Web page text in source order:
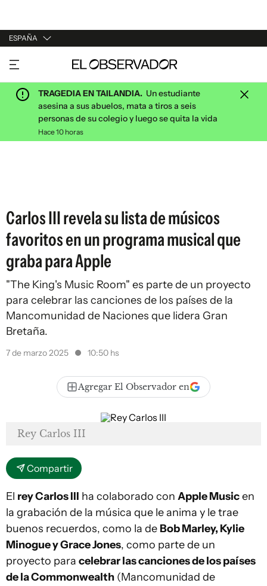
ESPAÑA
URUGUAY
ARGENTINA
ESPAÑA
ESTADOS UNIDOS
TRAGEDIA EN TAILANDIA. Un estudiante
asesina a sus abuelos, mata a tiros a seis
personas de su colegio y luego se quita la vida
Hace 10 horas
Carlos III revela su lista de músicos
favoritos en un programa musical que
graba para Apple
"The King's Music Room" es parte de un proyecto
para celebrar las canciones de los países de la
Mancomunidad de Naciones que lidera Gran
Bretaña.
7 de marzo 2025 10:50 hs
Agregar El Observador en
Rey Carlos III
Compartir
El rey Carlos III ha colaborado con Apple Musicen
la grabación de la música que le anima y le trae
buenos recuerdos, como la de Bob Marley, Kylie
Minogue y Grace Jones, como parte de un
proyecto para celebrar las canciones de los países
de la Commonwealth (Mancomunidad de